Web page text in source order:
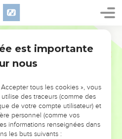
L’ÉVÉNEMENT
!
VOUS ÉVITER LES
?
est importante
nous
tous les cookies », vous
des traceurs (comme des
de votre compte utilisateur) et
personnel (comme vos
informations renseignées dans
les buts suivants :